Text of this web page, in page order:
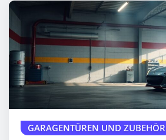
GARAGENTÜREN UND ZUBEHÖR